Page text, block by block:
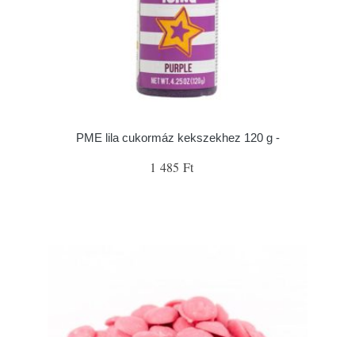
PME lila cukormáz kekszekhez 120 g -
1 485 Ft